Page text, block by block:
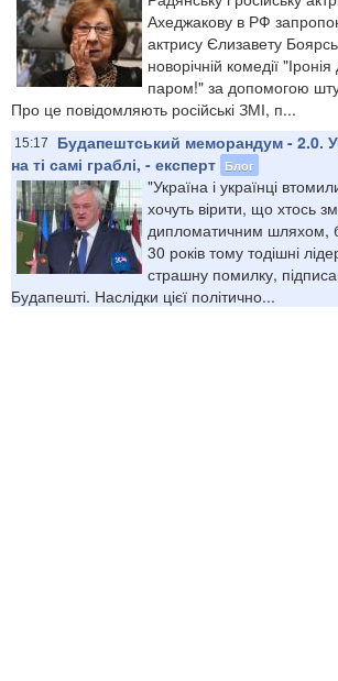
Ахеджакову в РФ
актрису Єлизавету
новорічній комедії
паром!" за допомогою
Про це повідомляють російські ЗМІ, п...
15:17
Будапештський меморандум - 2.0.
на ті самі граблі, - експерт Блог
"Україна і українці
хочуть вірити, що хтось
дипломатичним шляхом,
30 років тому тодішні
страшну помилку,
Будапешті. Наслідки цієї політично...